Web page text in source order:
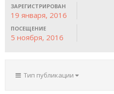
ЗАРЕГИСТРИРОВАН
19 января, 2016
ПОСЕЩЕНИЕ
5 ноября, 2016
Тип публикации